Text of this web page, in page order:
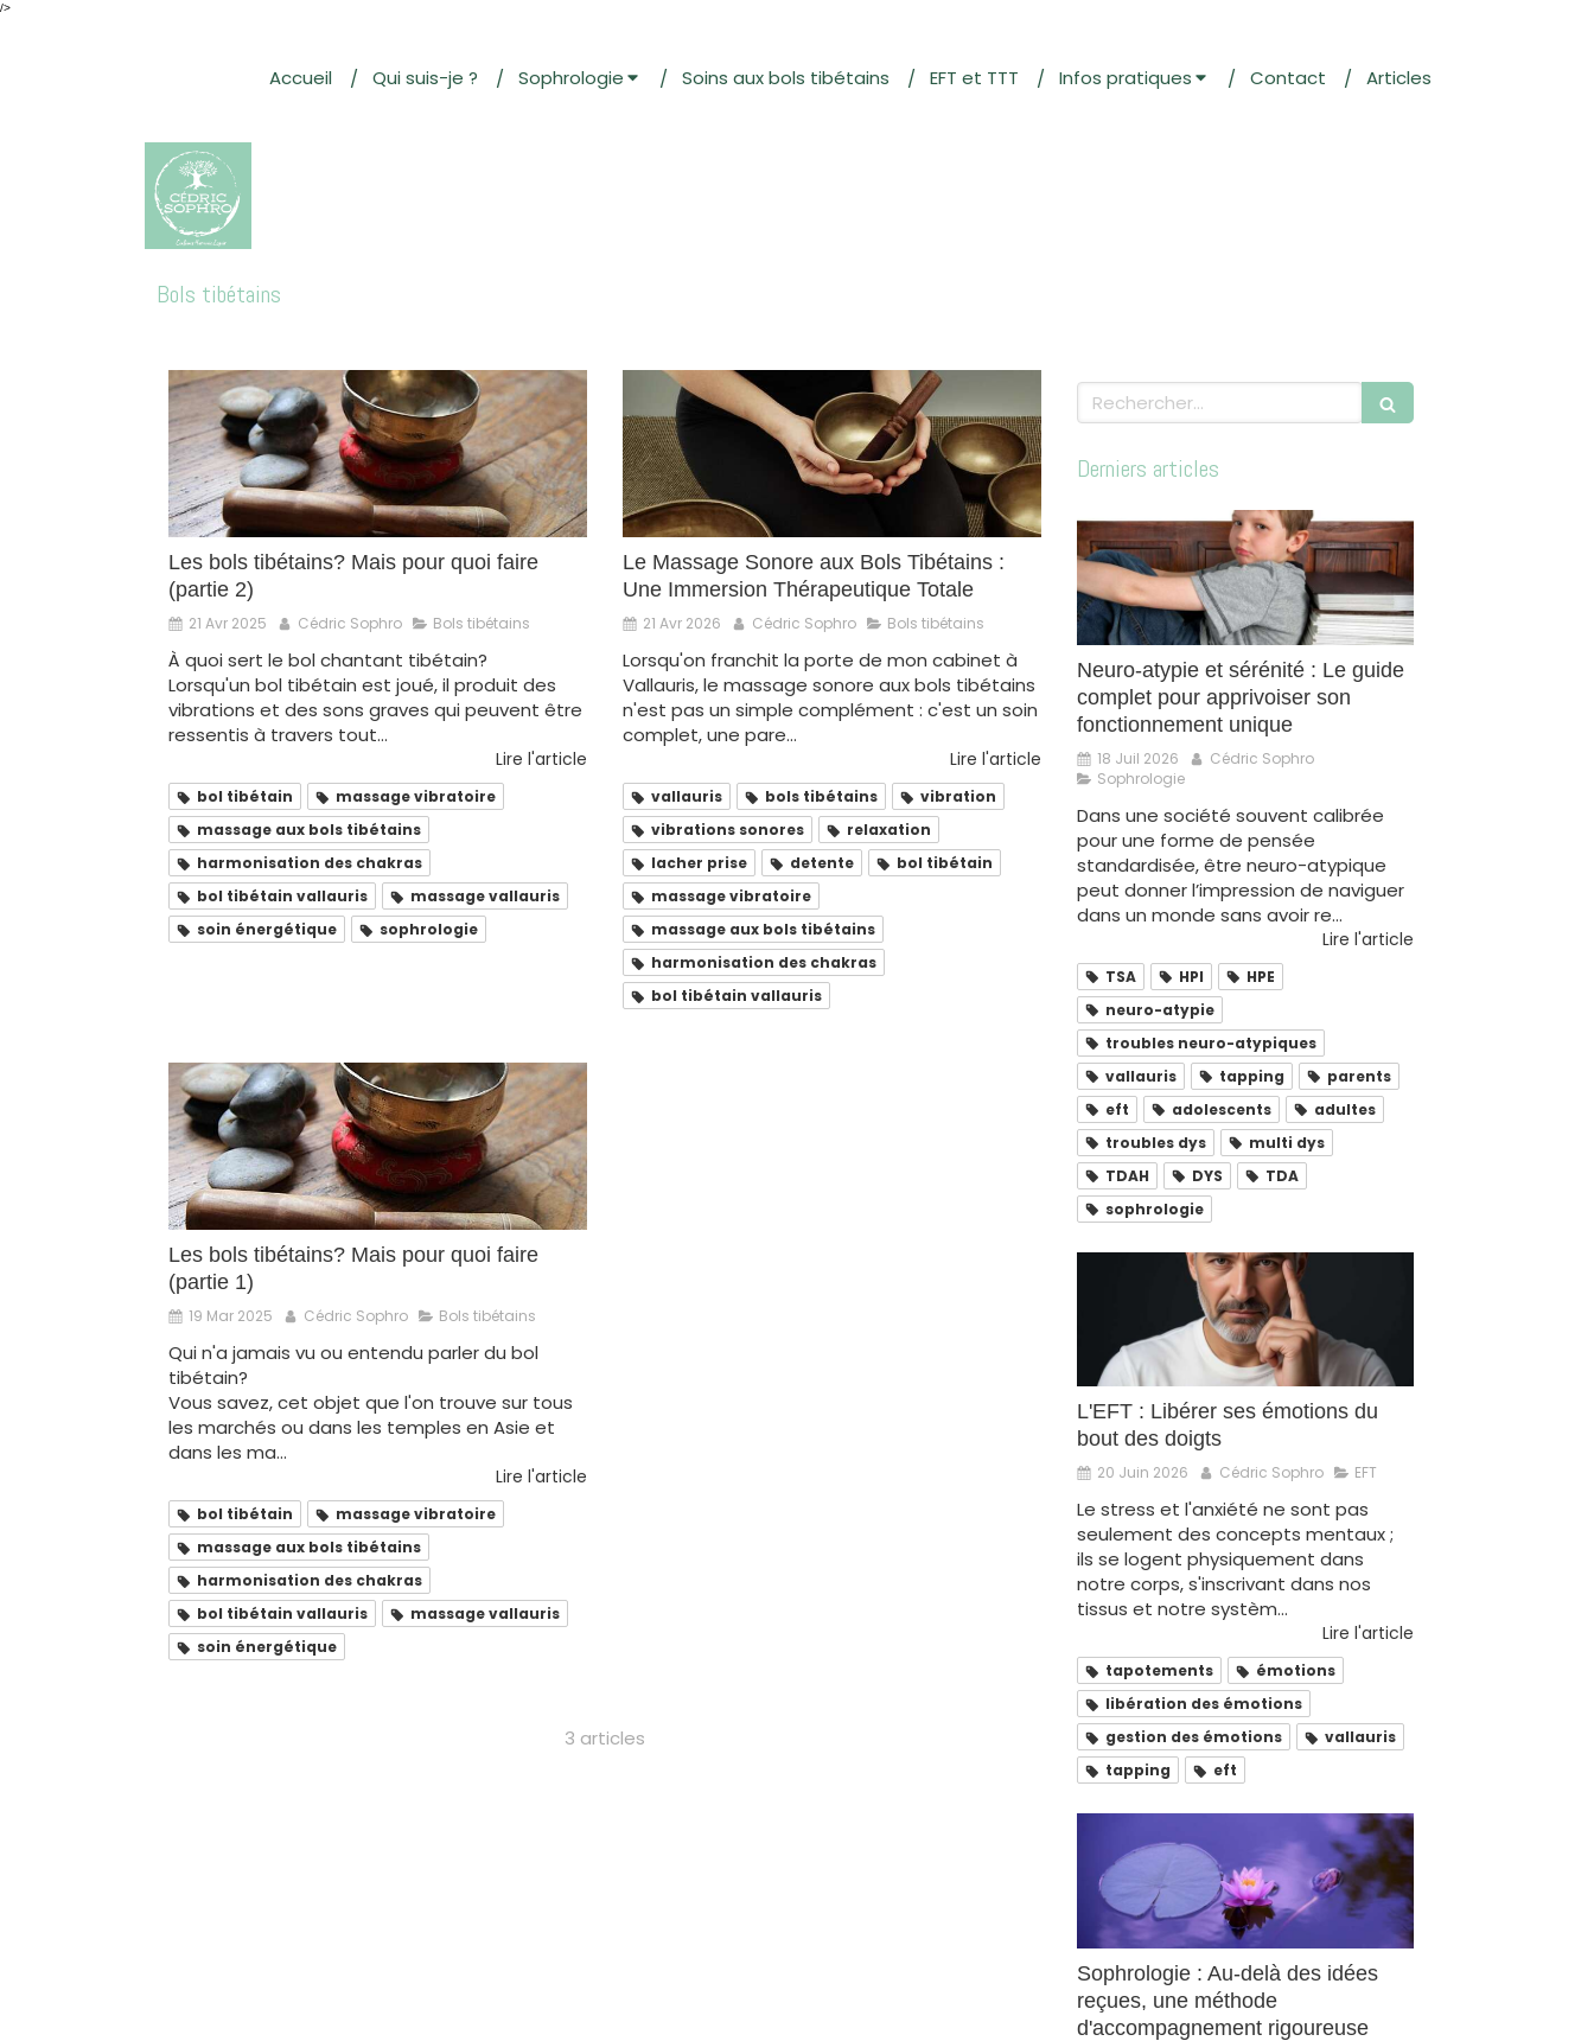
/>
Accueil Qui suis-je ? Sophrologie Soins aux bols tibétains EFT et TTT Infos pratiques Contact Articles
Bols tibétains
Les bols tibétains? Mais pour quoi faire
(partie 2)
21 Avr 2025 Cédric Sophro Bols tibétains
À quoi sert le bol chantant tibétain?
Lorsqu'un bol tibétain est joué, il produit des
vibrations et des sons graves qui peuvent être
ressentis à travers tout...
Lire l'article
bol tibétain
massage vibratoire
massage aux bols tibétains
harmonisation des chakras
bol tibétain vallauris
massage vallauris
soin énergétique
sophrologie
Le Massage Sonore aux Bols Tibétains :
Une Immersion Thérapeutique Totale
21 Avr 2026 Cédric Sophro Bols tibétains
Lorsqu'on franchit la porte de mon cabinet à
Vallauris, le massage sonore aux bols tibétains
n'est pas un simple complément : c'est un soin
complet, une pare...
Lire l'article
vallauris bols tibétains
vibration
vibrations sonores
relaxation
lacher prise
detente
bol tibétain
massage vibratoire
massage aux bols tibétains
harmonisation des chakras
bol tibétain vallauris
Les bols tibétains? Mais pour quoi faire
(partie 1)
19 Mar 2025 Cédric Sophro Bols tibétains
Qui n'a jamais vu ou entendu parler du bol
tibétain?
Vous savez, cet objet que l'on trouve sur tous
les marchés ou dans les temples en Asie et
dans les ma...
Lire l'article
bol tibétain
massage vibratoire
massage aux bols tibétains
harmonisation des chakras
bol tibétain vallauris
massage vallauris
soin énergétique
3 articles
Rechercher
Derniers articles
Neuro-atypie et sérénité : Le guide
complet pour apprivoiser son
fonctionnement unique
18 Juil 2026
Cédric Sophro
Sophrologie
Dans une société souvent calibrée
pour une forme de pensée
standardisée, être neuro-atypique
peut donner l’impression de naviguer
dans un monde sans avoir re...
Lire l'article
TSA HPI
HPE
neuro-atypie
troubles neuro-atypiques
vallauris
tapping
parents
eft
adolescents
adultes
troubles dys
multi dys
TDAH
DYS
TDA
sophrologie
L'EFT : Libérer ses émotions du
bout des doigts
20 Juin 2026 Cédric Sophro EFT
Le stress et l'anxiété ne sont pas
seulement des concepts mentaux ;
ils se logent physiquement dans
notre corps, s'inscrivant dans nos
tissus et notre systèm...
Lire l'article
tapotements
émotions
libération des émotions
gestion des émotions
vallauris
tapping
eft
Sophrologie : Au-delà des idées
reçues, une méthode
d'accompagnement rigoureuse